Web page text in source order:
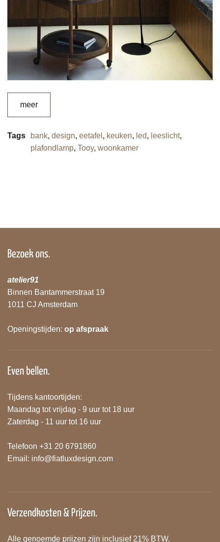
meer
Tags bank, design, eetafel , keuken, led, leeslicht,
plafondlamp, Tooy, woonkamer
Bezoek ons.
atelier91
Binnen Bantammerstraat 19
1011 CJ Amsterdam
Openingstijden: op afspraak
Even bellen.
Tijdens kantoortijden:
Maandag tot vrijdag - 9 uur tot 18 uur
Zaterdag - 11 uur tot 16 uur
Telefoon +31 20 6791860
Email: info@fiatluxdesign.com
Verzendkosten & Prijzen.
Alle genoemde prijzen zijn inclusief 21% BTW.